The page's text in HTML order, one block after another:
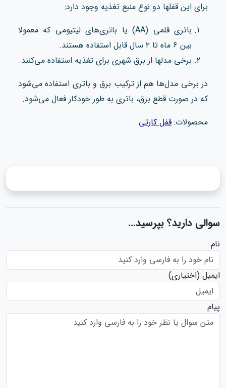
برای این قفلها دو نوع منبع تغذیه وجود دارد:
باتری قلمی (AA) یا باتری‌های لیتیومی که معمولا
بین ۶ ماه تا ۲ سال قابل استفاده هستند.
برخی مدلها از برق شهری برای تغذیه استفاده می‌کنند.
در برخی مدل‌ها هم از ترکیب برق و باتری استفاده می‌شود
که در صورت قطع برق، باتری به‌ طور خودکار فعال می‌شود.
محصولات: قفل کارتی
سوالی دارید؟ بپرسید...
نام
ایمیل (اختیاری)
پیام